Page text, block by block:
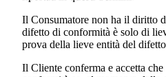
Il Consumatore non ha il diritto
difetto di conformità è solo di
prova della lieve entità del
Il Cliente conferma e accetta